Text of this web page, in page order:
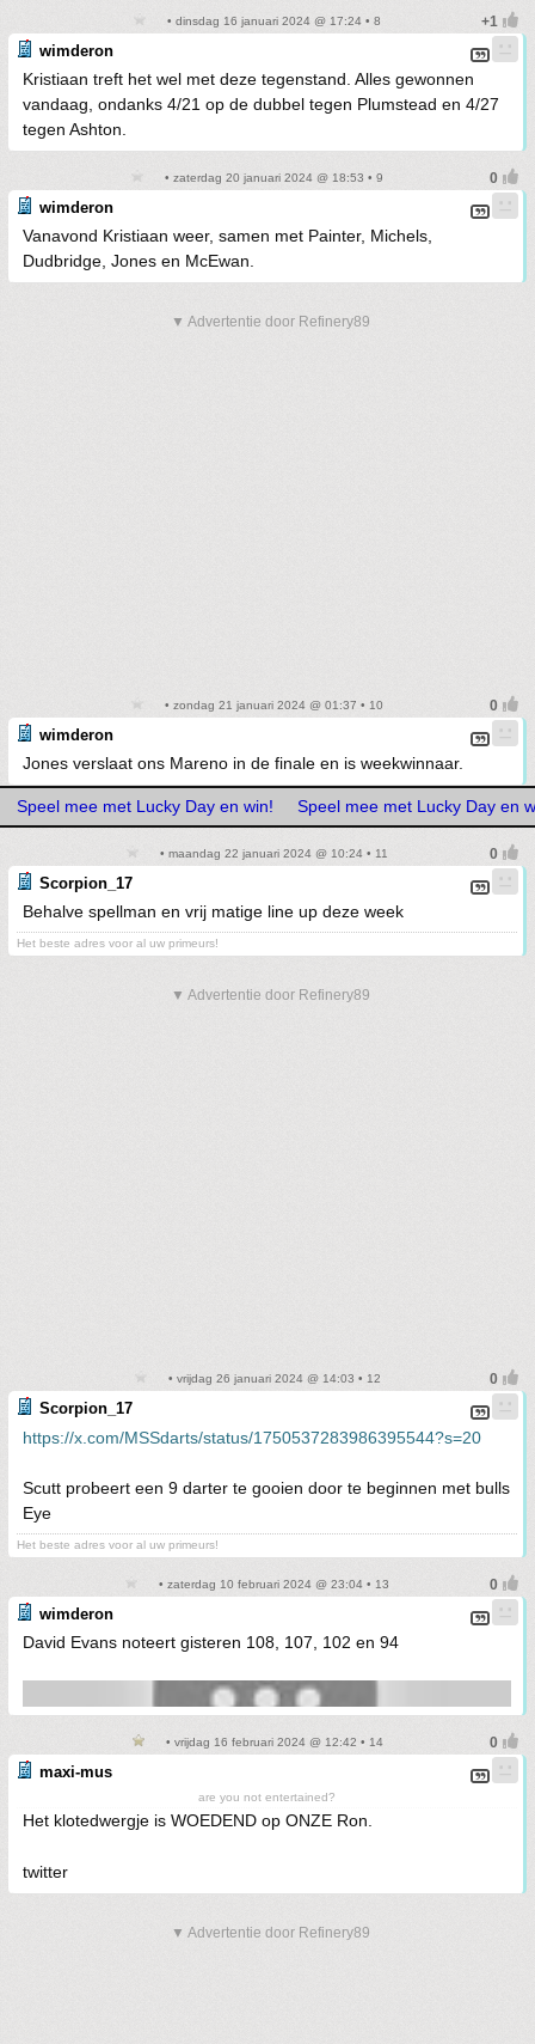
• dinsdag 16 januari 2024 @ 17:24 • 8
wimderon
Kristiaan treft het wel met deze tegenstand. Alles gewonnen
vandaag, ondanks 4/21 op de dubbel tegen Plumstead en 4/27
tegen Ashton.
• zaterdag 20 januari 2024 @ 18:53 • 9
wimderon
Vanavond Kristiaan weer, samen met Painter, Michels,
Dudbridge, Jones en McEwan.
▼ Advertentie door Refinery89
• zondag 21 januari 2024 @ 01:37 • 10
wimderon
Jones verslaat ons Mareno in de finale en is weekwinnaar.
Speel mee met Lucky Day en win! Speel mee met Lucky Day en
• maandag 22 januari 2024 @ 10:24 • 11
Scorpion_17
Behalve spellman en vrij matige line up deze week
Het beste adres voor al uw primeurs!
▼ Advertentie door Refinery89
• vrijdag 26 januari 2024 @ 14:03 • 12
Scorpion_17
https://x.com/MSSdarts/status/1750537283986395544?s=20
Scutt probeert een 9 darter te gooien door te beginnen met bulls
Eye
Het beste adres voor al uw primeurs!
• zaterdag 10 februari 2024 @ 23:04 • 13
wimderon
David Evans noteert gisteren 108, 107, 102 en 94
• vrijdag 16 februari 2024 @ 12:42 • 14
maxi-mus
are you not entertained?
Het klotedwergje is WOEDEND op ONZE Ron.
twitter
▼ Advertentie door Refinery89